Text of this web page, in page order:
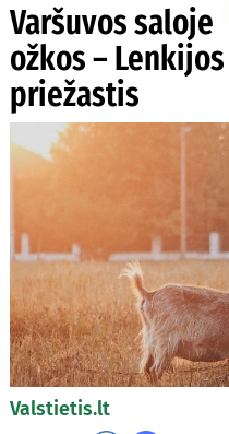
Varšuvos saloje
ožkos –
priežastis
Valstietis.lt